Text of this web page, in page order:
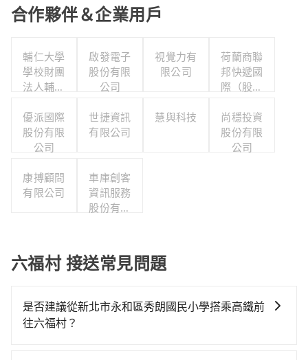
合作夥伴＆企業用戶
輔仁大學
學校財團
法人輔仁
啟發電子
股份有限
公司
視覺力有
限公司
荷蘭商聯
邦快遞國
際（股）
分公司職
工福利委
員會
優派國際
股份有限
公司
世捷資訊
有限公司
慧與科技
尚穩投資
股份有限
公司
康搏顧問
有限公司
車庫創客
資訊服務
股份有限
六福村 接送常見問題
是否建議從新北市永和區秀朗國民小學搭乘高鐵前
往六福村？